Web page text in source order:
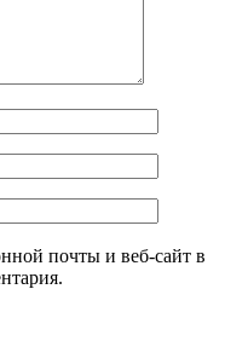
почты и веб-сайт в